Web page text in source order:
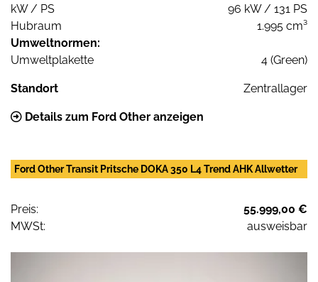
kW / PS
96 kW / 131 PS
Hubraum
1.995 cm³
Umweltnormen:
Umweltplakette
4 (Green)
Standort Zentrallager
Details zum Ford Other anzeigen
Ford Other Transit Pritsche DOKA 350 L4 Trend AHK Allwetter
Preis:
55.999,00 €
MWSt:
ausweisbar